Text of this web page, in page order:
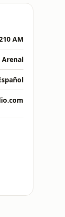
AM
Arenal